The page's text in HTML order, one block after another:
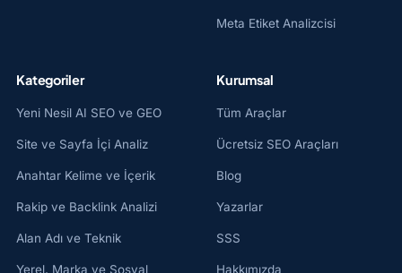
Meta Etiket Analizcisi
Kategoriler
Yeni Nesil AI SEO ve GEO
Site ve Sayfa İçi Analiz
Anahtar Kelime ve İçerik
Rakip ve Backlink Analizi
Alan Adı ve Teknik
Yerel, Marka ve Sosyal
Kurumsal
Tüm Araçlar
Ücretsiz SEO Araçları
Blog
Yazarlar
SSS
Hakkımızda